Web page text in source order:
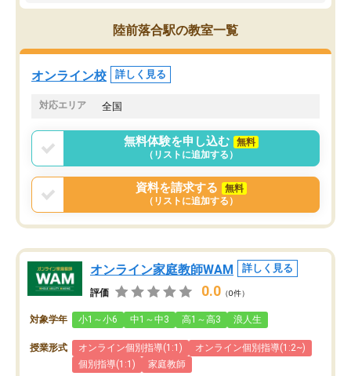
のも重宝しています。
陸前落合駅の教室一覧
オンライン校 詳しく見る
対応エリア 全国
無料体験を申し込む
無料
（リストに追加する）
資料を請求する
無料
（リストに追加する）
オンライン家庭教師WAM 詳しく見る
評価 0.0 （0件）
対象学年 小1～小6 中1～中3 高1～高3 浪人生
授業形式 オンライン個別指導(1:1)
オンライン個別指導(1:2~)
個別指導(1:1)
家庭教師